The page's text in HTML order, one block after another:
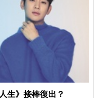
生》接棒復出？